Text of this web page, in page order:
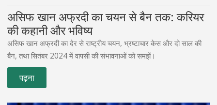
असिफ खान अफ्रदी का चयन से बैन तक: करियर
की कहानी और भविष्य
असिफ खान अफ्रदी का देर से राष्ट्रीय चयन, भ्रष्टाचार केस और दो साल की
बैन, तथा सितंबर 2024 में वापसी की संभावनाओं को समझें।
पढ़ना